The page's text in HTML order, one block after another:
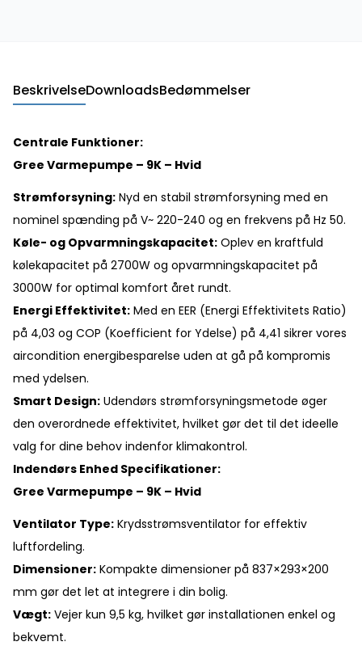
BeskrivelseDownloadsBedømmelser
Centrale Funktioner:
Gree Varmepumpe – 9K – Hvid
Strømforsyning: Nyd en stabil strømforsyning med en
nominel spænding på V~ 220-240 og en frekvens på Hz 50.
Køle- og Opvarmningskapacitet: Oplev en kraftfuld
kølekapacitet på 2700W og opvarmningskapacitet på
3000W for optimal komfort året rundt.
Energi Effektivitet: Med en EER (Energi Effektivitets Ratio)
på 4,03 og COP (Koefficient for Ydelse) på 4,41 sikrer vores
aircondition energibesparelse uden at gå på kompromis
med ydelsen.
Smart Design: Udendørs strømforsyningsmetode øger
den overordnede effektivitet, hvilket gør det til det ideelle
valg for dine behov indenfor klimakontrol.
Indendørs Enhed Specifikationer:
Gree Varmepumpe – 9K – Hvid
Ventilator Type: Krydsstrømsventilator for effektiv
luftfordeling.
Dimensioner: Kompakte dimensioner på 837×293×200
mm gør det let at integrere i din bolig.
Vægt: Vejer kun 9,5 kg, hvilket gør installationen enkel og
bekvemt.